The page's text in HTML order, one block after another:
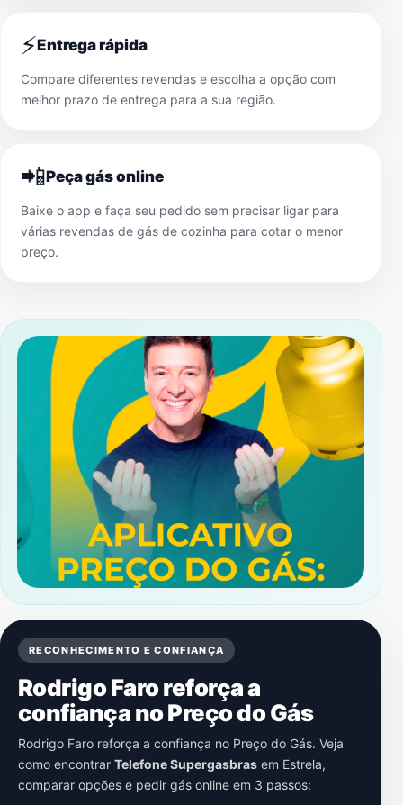
⚡Entrega rápida
Compare diferentes revendas e escolha a opção com
melhor prazo de entrega para a sua região.
📲Peça gás online
Baixe o app e faça seu pedido sem precisar ligar para
várias revendas de gás de cozinha para cotar o menor
preço.
RECONHECIMENTO E CONFIANÇA
Rodrigo Faro reforça a
confiança no Preço do Gás
Rodrigo Faro reforça a confiança no Preço do Gás. Veja
como encontrar Telefone Supergasbras em Estrela,
comparar opções e pedir gás online em 3 passos: